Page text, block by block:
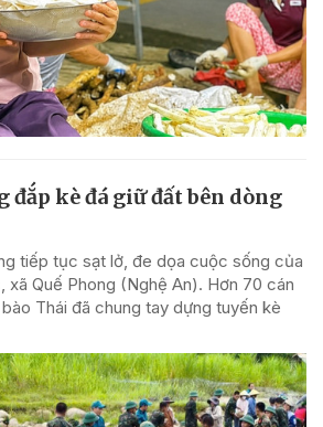
đắp kè đá giữ đất bên dòng
tiếp tục sạt lở, đe dọa cuộc sống của
xã Quế Phong (Nghệ An). Hơn 70 cán
Thái đã chung tay dựng tuyến kè